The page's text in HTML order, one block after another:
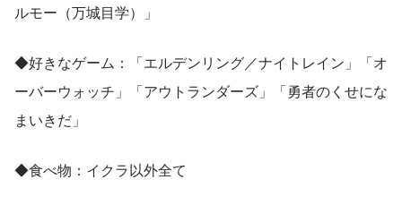
ルモー（万城目学）」
◆好きなゲーム：「エルデンリング／ナイトレイン」「オ
ーバーウォッチ」「アウトランダーズ」「勇者のくせにな
まいきだ」
◆食べ物：イクラ以外全て